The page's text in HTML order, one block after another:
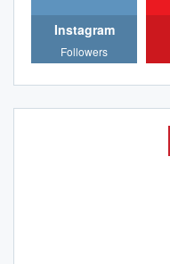
Instagram
Followers